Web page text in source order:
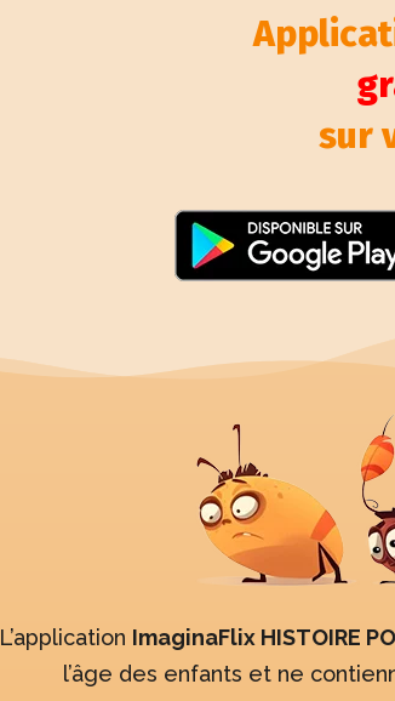
sur
L’application ImaginaFlix HISTOIRE
l’âge des enfants et ne